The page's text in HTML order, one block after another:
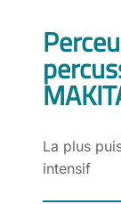
La plus
intensif